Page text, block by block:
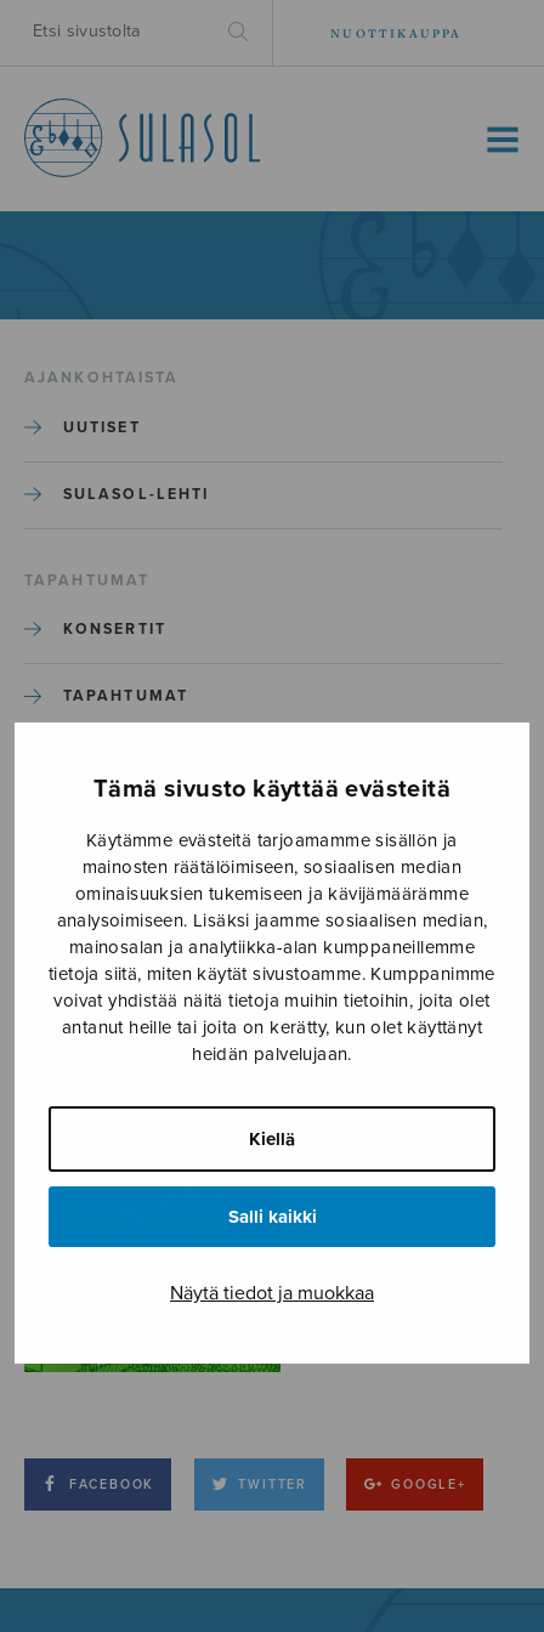
Tämä sivusto käyttää evästeitä
Käytämme evästeitä tarjoamamme sisällön ja
mainosten räätälöimiseen, sosiaalisen median
ominaisuuksien tukemiseen ja kävijämäärämme
analysoimiseen. Lisäksi jaamme sosiaalisen median,
mainosalan ja analytiikka-alan kumppaneillemme
tietoja siitä, miten käytät sivustoamme. Kumppanimme
voivat yhdistää näitä tietoja muihin tietoihin, joita olet
antanut heille tai joita on kerätty, kun olet käyttänyt
heidän palvelujaan.
Kiellä
Salli kaikki
Näytä tiedot ja muokkaa
NUOTTIKAUPPA
MENU
AJANKOHTAISTA
UUTISET
SULASOL-LEHTI
TAPAHTUMAT
KONSERTIT
TAPAHTUMAT
Etusivu › Media › Eestiläisiä mieskuorlauluja 1
Eestiläisiä mieskuorlauluja 1
30.3.2020
FACEBOOK TWITTER GOOGLE+